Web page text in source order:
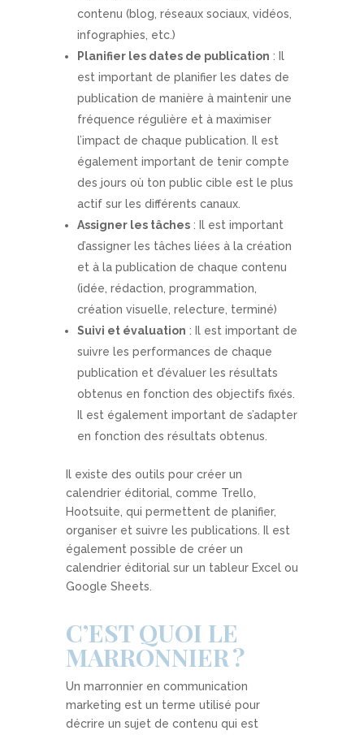
contenu (blog, réseaux sociaux, vidéos,
infographies, etc.)
Planifier les dates de publication : Il
est important de planifier les dates de
publication de manière à maintenir une
fréquence régulière et à maximiser
l’impact de chaque publication. Il est
également important de tenir compte
des jours où ton public cible est le plus
actif sur les différents canaux.
Assigner les tâches: Il est important
d’assigner les tâches liées à la création
et à la publication de chaque contenu
(idée, rédaction, programmation,
création visuelle, relecture, terminé)
Suivi et évaluation : Il est important de
suivre les performances de chaque
publication et d’évaluer les résultats
obtenus en fonction des objectifs fixés.
Il est également important de s’adapter
en fonction des résultats obtenus.
Il existe des outils pour créer un
calendrier éditorial, comme Trello,
Hootsuite, qui permettent de planifier,
organiser et suivre les publications. Il est
également possible de créer un
calendrier éditorial sur un tableur Excel ou
Google Sheets.
C’EST QUOI LE
MARRONNIER ?
Un marronnier en communication
marketing est un terme utilisé pour
décrire un sujet de contenu qui est